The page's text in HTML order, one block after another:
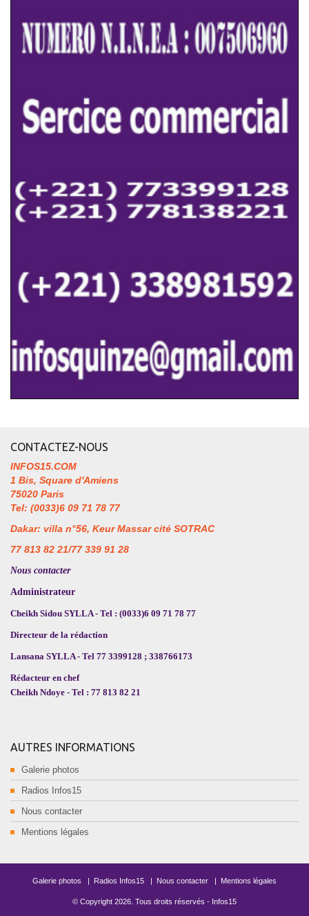
CONTACTEZ-NOUS
INFOS15.COM
1 Bis, Square d'Amiens
75020 Paris
Tel: (0033)6 09 71 78 77
Dakar: villa n°56, Keur Massar cité SOTRAC
77 813 82 21/77 339 91 28
Nous contacter
Administrateur
Cheikh Sidou SYLLA - Tel : (0033)6 09 71 78 77
Directeur de la rédaction
Lansana SYLLA - Tel 77 3399128 ; 338766173
Rédacteur en chef
Cheikh Ndoye - Tel : 77 813 82 21
AUTRES INFORMATIONS
Galerie photos
Radios Infos15
Nous contacter
Mentions légales
Galerie photos Radios Infos15 Nous contacter Mentions légales
© Copyright 2026 . Tous droits réservés - Infos15